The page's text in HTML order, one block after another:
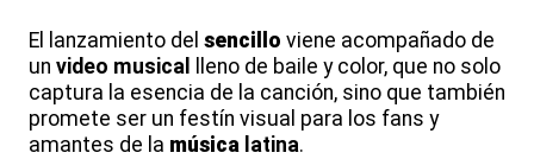
El lanzamiento del sencillo viene acompañado de
un video musical
lleno de baile y color, que no solo
captura la esencia de la canción, sino que también
promete ser un festín visual para los fans y
amantes de la música latina.